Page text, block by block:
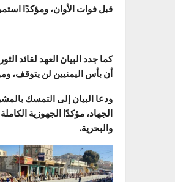
قبل فوات الأوان، ومؤكدًا
كما جدد البيان العهد لقائد
أن بأس اليمنيين لن يتوقف،
ودعا البيان إلى التمسك
الجهاد، مؤكدًا الجهوزية
والبحرية.